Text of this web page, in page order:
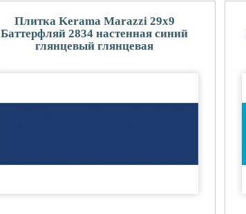
Плитка Kerama Marazzi 29x9
Баттерфляй 2834 настенная синий
глянцевый глянцевая